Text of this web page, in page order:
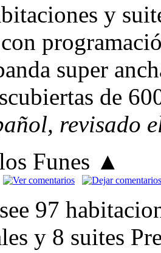
y
super
de
revisado
Funes ▲
97
y 8 suites